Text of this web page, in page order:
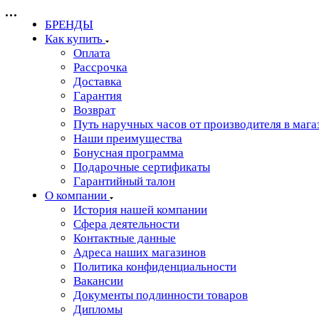
БРЕНДЫ
Как купить
Оплата
Рассрочка
Доставка
Гарантия
Возврат
Путь наручных часов от производителя в
Наши преимущества
Бонусная программа
Подарочные сертификаты
Гарантийный талон
О компании
История нашей компании
Сфера деятельности
Контактные данные
Адреса наших магазинов
Политика конфиденциальности
Вакансии
Документы подлинности товаров
Дипломы